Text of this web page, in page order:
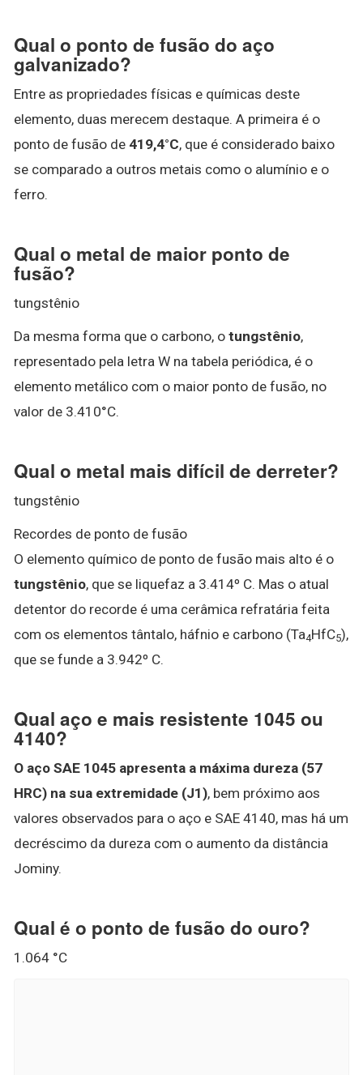
Qual o ponto de fusão do aço
galvanizado?
Entre as propriedades físicas e químicas deste
elemento, duas merecem destaque. A primeira é o
ponto de fusão de 419,4°C, que é considerado baixo
se comparado a outros metais como o alumínio e o
ferro.
Qual o metal de maior ponto de
fusão?
tungstênio
Da mesma forma que o carbono, o tungstênio,
representado pela letra W na tabela periódica, é o
elemento metálico com o maior ponto de fusão, no
valor de 3.410°C.
Qual o metal mais difícil de derreter?
tungstênio
Recordes de ponto de fusão
O elemento químico de ponto de fusão mais alto é o
tungstênio, que se liquefaz a 3.414º C. Mas o atual
detentor do recorde é uma cerâmica refratária feita
com os elementos tântalo, háfnio e carbono (Ta4HfC5),
que se funde a 3.942º C.
Qual aço e mais resistente 1045 ou
4140?
O aço SAE 1045 apresenta a máxima dureza (57
HRC) na sua extremidade (J1), bem próximo aos
valores observados para o aço e SAE 4140, mas há um
decréscimo da dureza com o aumento da distância
Jominy.
Qual é o ponto de fusão do ouro?
1.064 °C